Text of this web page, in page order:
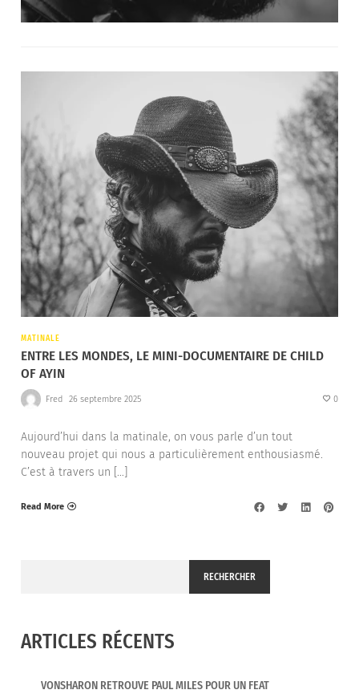
MATINALE
ENTRE LES MONDES, LE MINI-DOCUMENTAIRE DE CHILD
OF AYIN
Fred 26 septembre 2025 0
Aujourd’hui dans la matinale, on vous parle d’un tout
nouveau projet qui nous a particulièrement enthousiasmé.
C’est à travers un […]
Read More
RECHERCHER
ARTICLES RÉCENTS
VONSHARON RETROUVE PAUL MILES POUR UN FEAT